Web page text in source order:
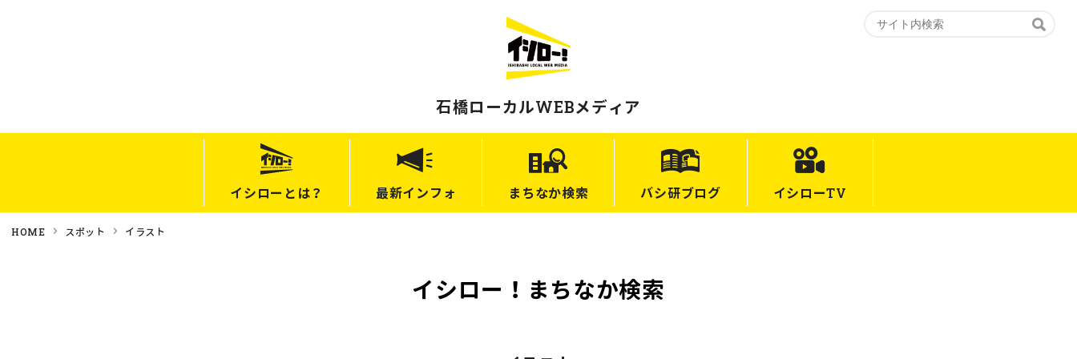
石橋ローカルWEBメディア
イシローとは？ 最新インフォ まちなか検索 バシ研ブログ イシローTV
HOME スポット イラスト
イシロー！まちなか検索